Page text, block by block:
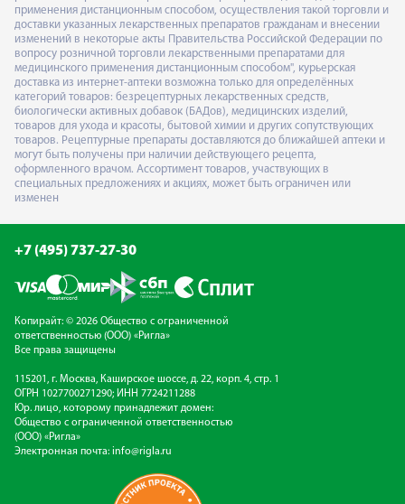
применения дистанционным способом, осуществления такой торговли и
доставки указанных лекарственных препаратов гражданам и внесении
изменений в некоторые акты Правительства Российской Федерации по
вопросу розничной торговли лекарственными препаратами для
медицинского применения дистанционным способом", курьерская
доставка из интернет-аптеки возможна только для определённых
категорий товаров: безрецептурных лекарственных средств,
биологически активных добавок (БАДов), медицинских изделий,
товаров для ухода и красоты, бытовой химии и других сопутствующих
товаров. Рецептурные препараты доставляются до ближайшей аптеки и
могут быть получены при наличии действующего рецепта,
оформленного врачом. Ассортимент товаров, участвующих в
специальных предложениях и акциях, может быть ограничен или
изменен
+7 (495) 737-27-30
Копирайт: © 2026 Общество с ограниченной
ответственностью (ООО) «Ригла»
Все права защищены
115201, г. Москва, Каширское шоссе, д. 22, корп. 4, стр. 1
ОГРН 1027700271290; ИНН 7724211288
Юр. лицо, которому принадлежит домен:
Общество с ограниченной ответственностью
(ООО) «Ригла»
Электронная почта: info@rigla.ru